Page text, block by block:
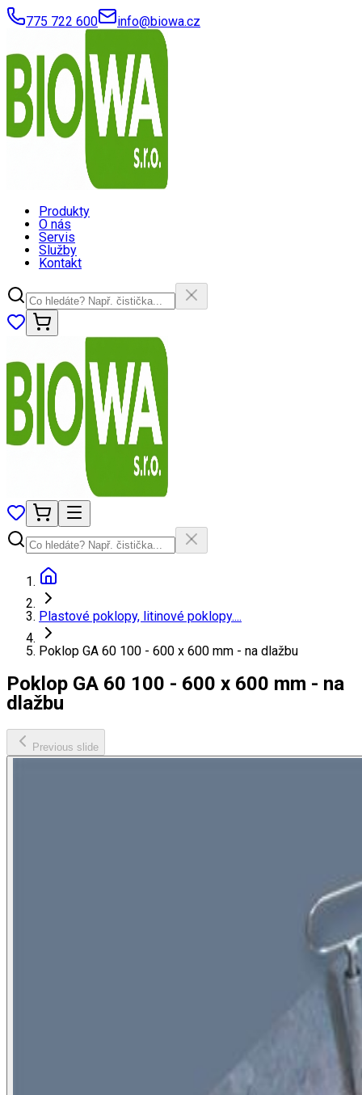
775 722 600 info@biowa.cz
Produkty
O nás
Servis
Služby
Kontakt
Plastové poklopy, litinové poklopy....
Poklop GA 60 100 - 600 x 600 mm - na dlažbu
Poklop GA 60 100 - 600 x 600 mm - na
dlažbu
Previous slide